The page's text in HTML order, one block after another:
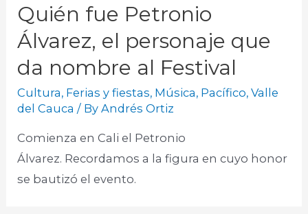
Quién fue Petronio
Álvarez, el personaje que
da nombre al Festival
Cultura, Ferias y fiestas, Música, Pacífico,Valle
del Cauca / ByAndrés Ortiz
Comienza en Cali el Petronio
Álvarez. Recordamos a la figura en cuyo honor
se bautizó el evento.